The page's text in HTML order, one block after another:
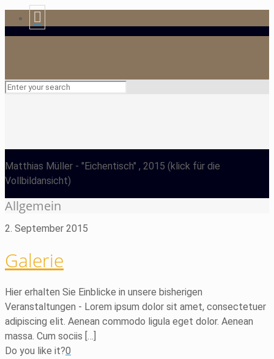
Matthias Müller - "Eichentisch" , 2015 (klick für die
Vollbildansicht)
Allgemein
2. September 2015
Galerie
Hier erhalten Sie Einblicke in unsere bisherigen
Veranstaltungen - Lorem ipsum dolor sit amet, consectetuer
adipiscing elit. Aenean commodo ligula eget dolor. Aenean
massa. Cum sociis […]
Do you like it?0